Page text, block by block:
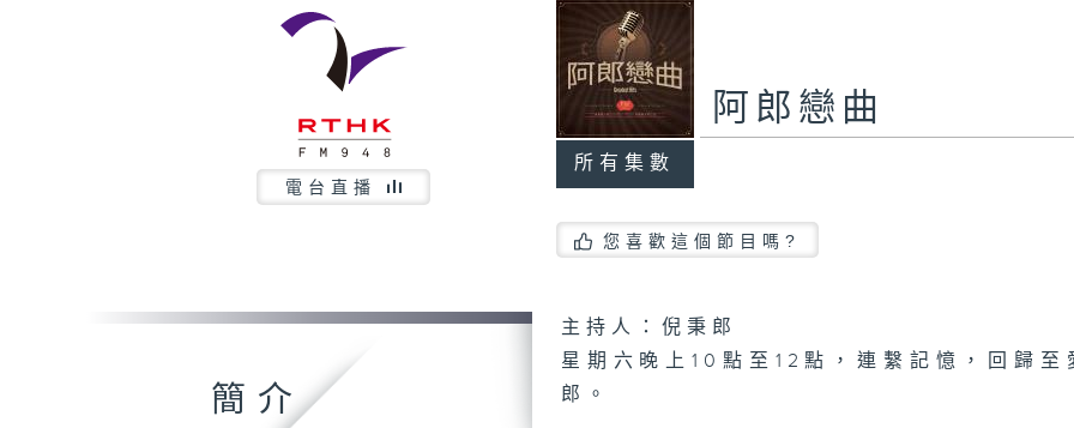
電台直播
所有集數
阿郎戀曲
您喜歡這個節目嗎?
簡介
主持人：倪秉郎
星期六晚上10點至12點，連繫記憶，回歸
郎。